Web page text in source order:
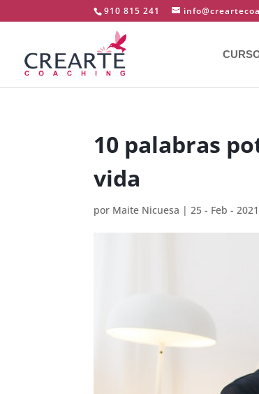
910 815 241
10 palabras
vida
por Maite Nicuesa |25 - Feb - 2021